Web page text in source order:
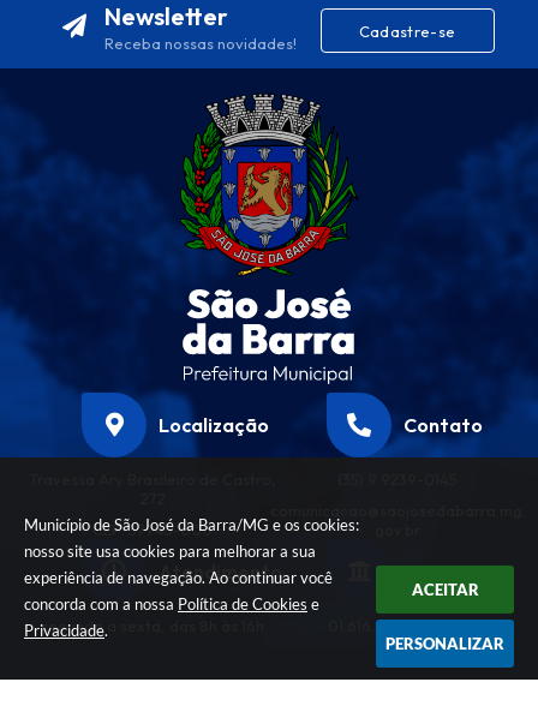
Município de São José da Barra/MG e os cookies:
nosso site usa cookies para melhorar a sua
experiência de navegação. Ao continuar você
concorda com a nossa Política de Cookies e
Privacidade.
ACEITAR
PERSONALIZAR
Newsletter
Receba nossas novidades!
Cadastre-se
Localização
CEP: 37945-000
Contato
Atendimento
segunda a sexta, das 8h às 16h
CNPJ
01.616.458/0001-32